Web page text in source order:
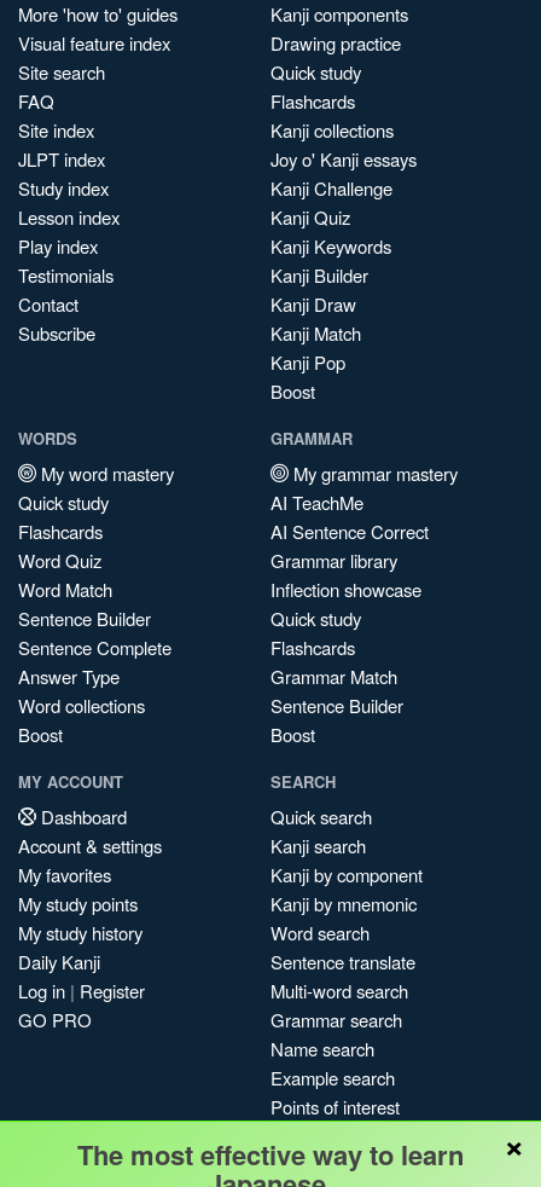
More 'how to' guides
Visual feature index
Site search
FAQ
Site index
JLPT index
Study index
Lesson index
Play index
Testimonials
Contact
Subscribe
Kanji components
Drawing practice
Quick study
Flashcards
Kanji collections
Joy o' Kanji essays
Kanji Challenge
Kanji Quiz
Kanji Keywords
Kanji Builder
Kanji Draw
Kanji Match
Kanji Pop
Boost
WORDS
My word mastery
Quick study
Flashcards
Word Quiz
Word Match
Sentence Builder
Sentence Complete
Answer Type
Word collections
Boost
GRAMMAR
My grammar mastery
AI TeachMe
AI Sentence Correct
Grammar library
Inflection showcase
Quick study
Flashcards
Grammar Match
Sentence Builder
Boost
MY ACCOUNT
Dashboard
Account & settings
My favorites
My study points
My study history
Daily Kanji
Log in | Register
GO PRO
SEARCH
Quick search
Kanji search
Kanji by component
Kanji by mnemonic
Word search
Sentence translate
Multi-word search
Grammar search
Name search
Example search
Points of interest
My search history
×
The most effective way to learn